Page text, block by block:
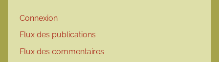
Connexion
Flux des publications
Flux des commentaires